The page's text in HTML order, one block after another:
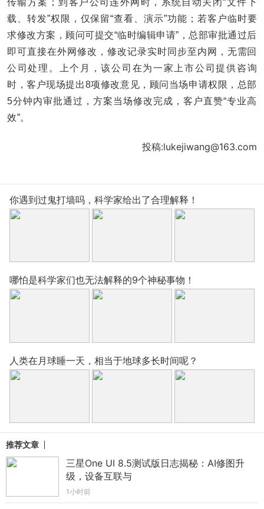
传输方案；到客户公司连外网时，系统自动关闭“文件下
载、转发”权限，仅保留“查看、演示”功能；若客户临时要
求修改方案，顾问可提交“临时编辑申请”，总部审批通过后
即可直接在外网修改，修改记录实时同步至内网，无需回
公司处理。上个月，该公司在为一家上市公司提供咨询
时，客户现场提出8项修改意见，顾问当场申请权限，总部
5分钟内审批通过，方案当场修改完成，客户直赞“专业高
效”。
投稿:lukejiwang@163.com
你遇到过鬼打墙吗，科学家给出了合理解释！
哪怕是科学家们也无法解释的9个神秘事物！
人类在月球睡一天，相当于地球多长时间呢？
推荐文章
三星One UI 8.5测试版日志揭秘：AI修图升
级，设备互联与
1小时前